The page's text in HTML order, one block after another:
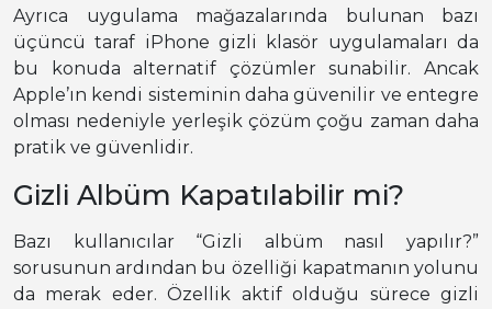
Ayrıca uygulama mağazalarında bulunan bazı
üçüncü taraf iPhone gizli klasör uygulamaları da
bu konuda alternatif çözümler sunabilir. Ancak
Apple’ın kendi sisteminin daha güvenilir ve entegre
olması nedeniyle yerleşik çözüm çoğu zaman daha
pratik ve güvenlidir.
Gizli Albüm Kapatılabilir mi?
Bazı kullanıcılar “Gizli albüm nasıl yapılır?”
sorusunun ardından bu özelliği kapatmanın yolunu
da merak eder. Özellik aktif olduğu sürece gizli